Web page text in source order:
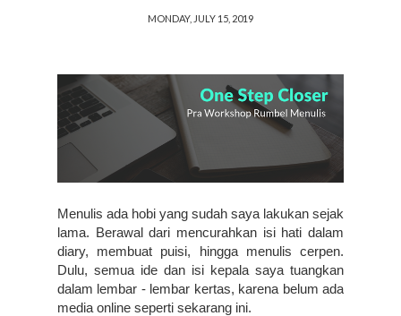
MONDAY, JULY 15, 2019
Menulis ada hobi yang sudah saya lakukan sejak
lama. Berawal dari mencurahkan isi hati dalam
diary, membuat puisi, hingga menulis cerpen.
Dulu, semua ide dan isi kepala saya tuangkan
dalam lembar - lembar kertas, karena belum ada
media online seperti sekarang ini.